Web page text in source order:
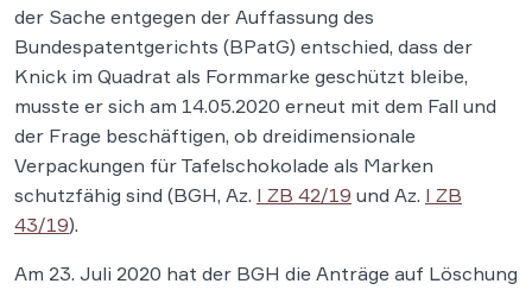
der Sache entgegen der Auffassung des
Bundespatentgerichts (BPatG) entschied, dass der
Knick im Quadrat als Formmarke geschützt bleibe,
musste er sich am 14.05.2020 erneut mit dem Fall und
der Frage beschäftigen, ob dreidimensionale
Verpackungen für Tafelschokolade als Marken
schutzfähig sind (BGH, Az. I ZB 42/19 und Az. I ZB
43/19).
Am 23. Juli 2020 hat der BGH die Anträge auf Löschung